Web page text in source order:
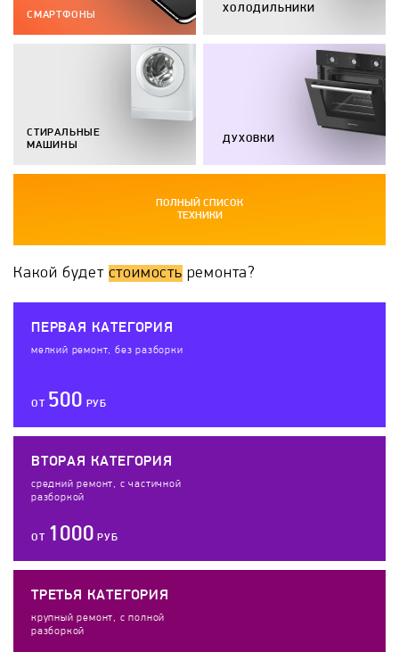
СМАРТФОНЫ
СТИРАЛЬНЫЕ
МАШИНЫ
ХОЛОДИЛЬНИКИ
ДУХОВКИ
ПОЛНЫЙ СПИСОК
ТЕХНИКИ
Какой будет стоимость ремонта?
ПЕРВАЯ КАТЕГОРИЯ
мелкий ремонт, без разборки
ОТ 500 РУБ
ВТОРАЯ КАТЕГОРИЯ
средний ремонт, с частичной
разборкой
ОТ 1000 РУБ
ТРЕТЬЯ КАТЕГОРИЯ
крупный ремонт, с полной
разборкой